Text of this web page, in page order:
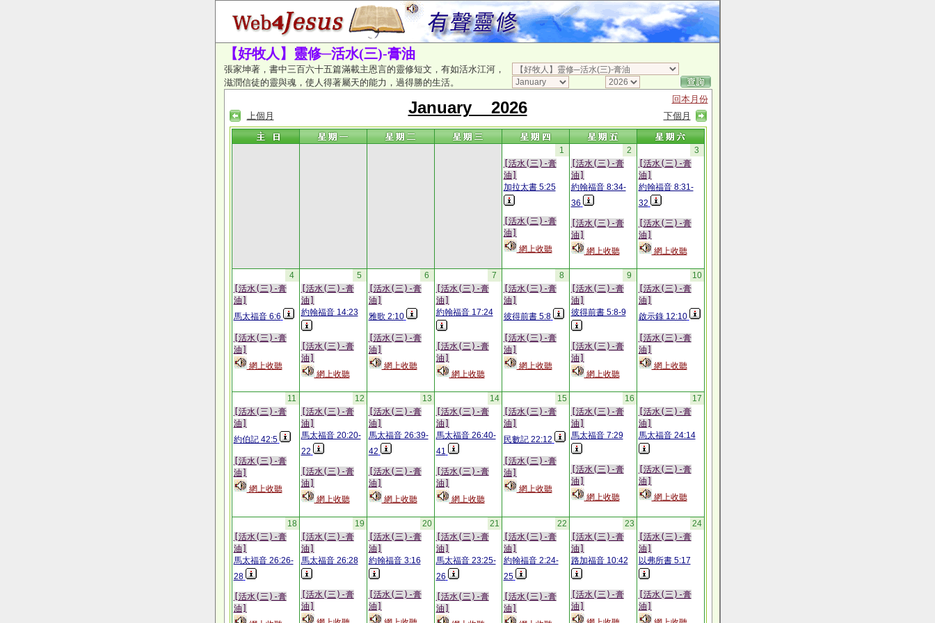
【好牧人】靈修─活水(三)-膏油
張家坤著，書中三百六十五篇滿載主恩言的靈修短文，有如活水江河，
滋潤信徒的靈與魂，使人得著屬天的能力，過得勝的生活。
January 2026
回本月份
上個月
下個月
1
[活水(三)-膏
油]
加拉太書 5:25
[活水(三)-膏
油]
網上收聽
2
[活水(三)-膏
油]
約翰福音 8:34-
36
[活水(三)-膏
油]
網上收聽
3
[活水(三)-膏
油]
約翰福音 8:31-
32
[活水(三)-膏
油]
網上收聽
4
[活水(三)-膏
油]
馬太福音 6:6
[活水(三)-膏
油]
網上收聽
5
[活水(三)-膏
油]
約翰福音 14:23
[活水(三)-膏
油]
網上收聽
6
[活水(三)-膏
油]
雅歌 2:10
[活水(三)-膏
油]
網上收聽
7
[活水(三)-膏
油]
約翰福音 17:24
[活水(三)-膏
油]
網上收聽
8
[活水(三)-膏
油]
彼得前書 5:8
[活水(三)-膏
油]
網上收聽
9
[活水(三)-膏
油]
彼得前書 5:8-9
[活水(三)-膏
油]
網上收聽
10
[活水(三)-膏
油]
啟示錄 12:10
[活水(三)-膏
油]
網上收聽
11
[活水(三)-膏
油]
約伯記 42:5
[活水(三)-膏
油]
網上收聽
12
[活水(三)-膏
油]
馬太福音 20:20-
22
[活水(三)-膏
油]
網上收聽
13
[活水(三)-膏
油]
馬太福音 26:39-
42
[活水(三)-膏
油]
網上收聽
14
[活水(三)-膏
油]
馬太福音 26:40-
41
[活水(三)-膏
油]
網上收聽
15
[活水(三)-膏
油]
民數記 22:12
[活水(三)-膏
油]
網上收聽
16
[活水(三)-膏
油]
馬太福音 7:29
[活水(三)-膏
油]
網上收聽
17
[活水(三)-膏
油]
馬太福音 24:14
[活水(三)-膏
油]
網上收聽
18
[活水(三)-膏
油]
馬太福音 26:26-
28
[活水(三)-膏
油]
19
[活水(三)-膏
油]
馬太福音 26:28
[活水(三)-膏
油]
20
[活水(三)-膏
油]
約翰福音 3:16
[活水(三)-膏
油]
21
[活水(三)-膏
油]
馬太福音 23:25-
26
[活水(三)-膏
油]
22
[活水(三)-膏
油]
約翰福音 2:24-
25
[活水(三)-膏
油]
23
[活水(三)-膏
油]
路加福音 10:42
[活水(三)-膏
油]
24
[活水(三)-膏
油]
以弗所書 5:17
[活水(三)-膏
油]